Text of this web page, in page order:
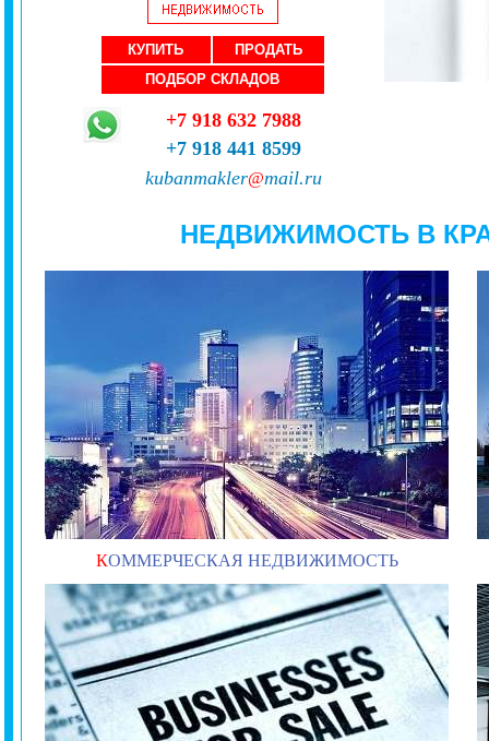
КУПИТЬ
ПРОДАТЬ
ПОДБОР СКЛАДОВ
+7 918 632 7988
+7 918 441 8599
kubanmakler@mail.ru
НЕДВИЖИМОСТЬ В
КОММЕРЧЕСКАЯ НЕДВИЖИМОСТЬ